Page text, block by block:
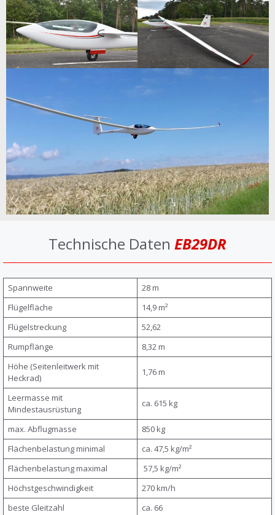
Technische Daten EB29DR
Spannweite
28 m
Flügelfläche
14,9 m²
Flügelstreckung
52,62
Rumpflänge
8,32 m
Höhe (Seitenleitwerk mit
Heckrad)
1,76 m
Leermasse mit
Mindestausrüstung
ca. 615 kg
max. Abflugmasse
850 kg
Flächenbelastung minimal
ca. 47,5 kg/m²
Flächenbelastung maximal
57,5 kg/m²
Höchstgeschwindigkeit
270 km/h
beste Gleitzahl
ca. 66